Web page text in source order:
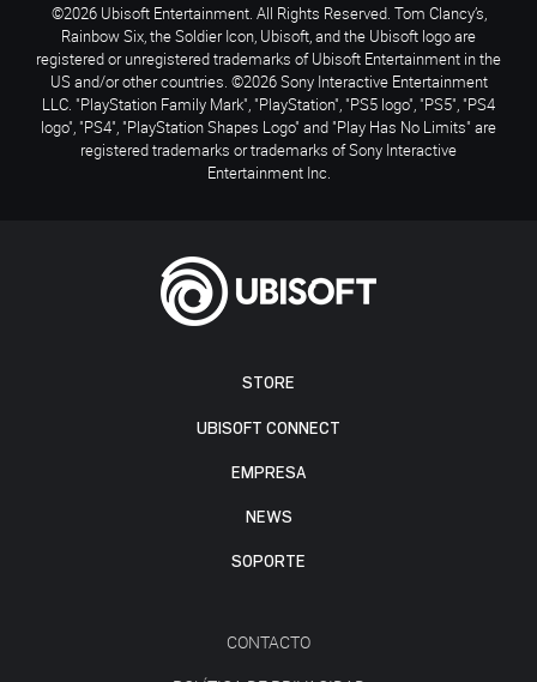
STORE
UBISOFT CONNECT
EMPRESA
NEWS
SOPORTE
CONTACTO
©2026 Ubisoft Entertainment. All Rights Reserved. Tom Clancy’s,
Rainbow Six, the Soldier Icon, Ubisoft, and the Ubisoft logo are
registered or unregistered trademarks of Ubisoft Entertainment in the
US and/or other countries. ©2026 Sony Interactive Entertainment
LLC. "PlayStation Family Mark", "PlayStation", "PS5 logo", "PS5", "PS4
logo", "PS4", "PlayStation Shapes Logo" and "Play Has No Limits" are
registered trademarks or trademarks of Sony Interactive
Entertainment Inc.